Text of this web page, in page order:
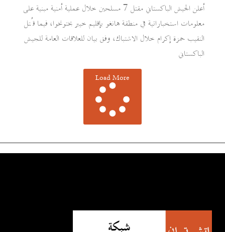
أعلن الجيش الباكستاني مقتل 7 مسلحين خلال عملية أمنية مبنية على
معلومات استخباراتية في منطقة هانغو بإقليم خيبر بختونخوا، فيما قُتل
النقيب حمزة إكرام خلال الاشتباك، وفق بيان للعلاقات العامة للجيش
الباكستاني
Load More